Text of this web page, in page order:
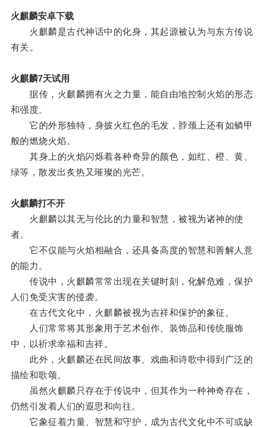
火麒麟安卓下载
火麒麟是古代神话中的化身，其起源被认为与东方传说
有关。
火麒麟7天试用
据传，火麒麟拥有火之力量，能自由地控制火焰的形态
和强度。
它的外形独特，身披火红色的毛发，脖颈上还有如鳞甲
般的燃烧火焰。
其身上的火焰闪烁着各种奇异的颜色，如红、橙、黄、
绿等，散发出炙热又璀璨的光芒。
火麒麟打不开
火麒麟以其无与伦比的力量和智慧，被视为诸神的使
者。
它不仅能与火焰相融合，还具备高度的智慧和善解人意
的能力。
传说中，火麒麟常常出现在关键时刻，化解危难，保护
人们免受灾害的侵袭。
在古代文化中，火麒麟被视为吉祥和保护的象征。
人们常常将其形象用于艺术创作、装饰品和传统服饰
中，以祈求幸福和吉祥。
此外，火麒麟还在民间故事、戏曲和诗歌中得到广泛的
描绘和歌颂。
虽然火麒麟只存在于传说中，但其作为一种神奇存在，
仍然引发着人们的遐思和向往。
它象征着力量、智慧和守护，成为古代文化中不可或缺